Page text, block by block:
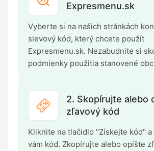
Expresmenu.sk
Vyberte si na našich stránkách
slevový kód, který chcete použít
Expresmenu.sk. Nezabudnite si
podmienky použitia stanovené
2. Skopírujte alebo
zľavový kód
Kliknite na tlačidlo "Získejte kód" a
vám kód. Zkopírujte alebo opíšte